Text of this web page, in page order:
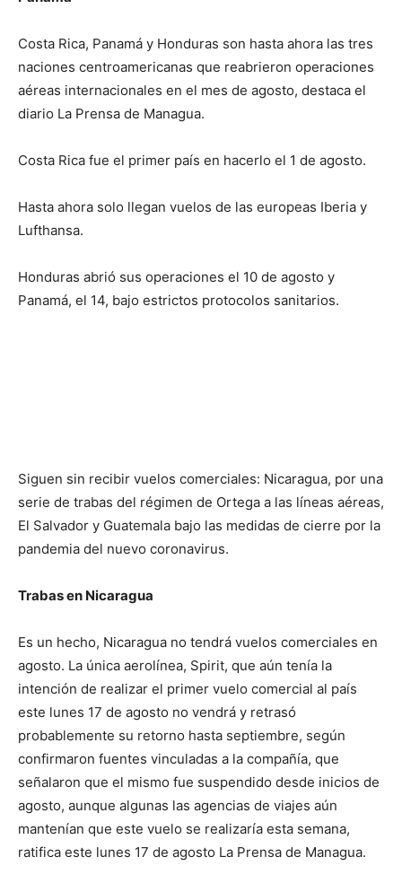
Costa Rica, Panamá y Honduras son hasta ahora las tres
naciones centroamericanas que reabrieron operaciones
aéreas internacionales en el mes de agosto, destaca el
diario La Prensa de Managua.
Costa Rica fue el primer país en hacerlo el 1 de agosto.
Hasta ahora solo llegan vuelos de las europeas Iberia y
Lufthansa.
Honduras abrió sus operaciones el 10 de agosto y
Panamá, el 14, bajo estrictos protocolos sanitarios.
Siguen sin recibir vuelos comerciales: Nicaragua, por una
serie de trabas del régimen de Ortega a las líneas aéreas,
El Salvador y Guatemala bajo las medidas de cierre por la
pandemia del nuevo coronavirus.
Trabas en Nicaragua
Es un hecho, Nicaragua no tendrá vuelos comerciales en
agosto. La única aerolínea, Spirit, que aún tenía la
intención de realizar el primer vuelo comercial al país
este lunes 17 de agosto no vendrá y retrasó
probablemente su retorno hasta septiembre, según
confirmaron fuentes vinculadas a la compañía, que
señalaron que el mismo fue suspendido desde inicios de
agosto, aunque algunas las agencias de viajes aún
mantenían que este vuelo se realizaría esta semana,
ratifica este lunes 17 de agosto La Prensa de Managua.